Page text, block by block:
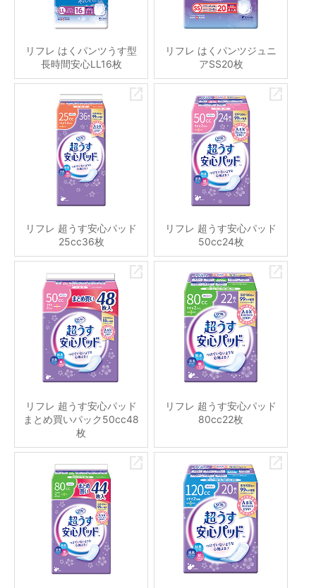
リフレ はくパンツうす型
長時間安心LL16枚
リフレ はくパンツジュニ
アSS20枚
リフレ 超うす安心パッド
25cc36枚
リフレ 超うす安心パッド
50cc24枚
リフレ 超うす安心パッド
まとめ買いパック50cc48
枚
リフレ 超うす安心パッド
80cc22枚